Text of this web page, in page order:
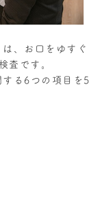
は、お口をゆすぐ
査です。
る6つの項目を5